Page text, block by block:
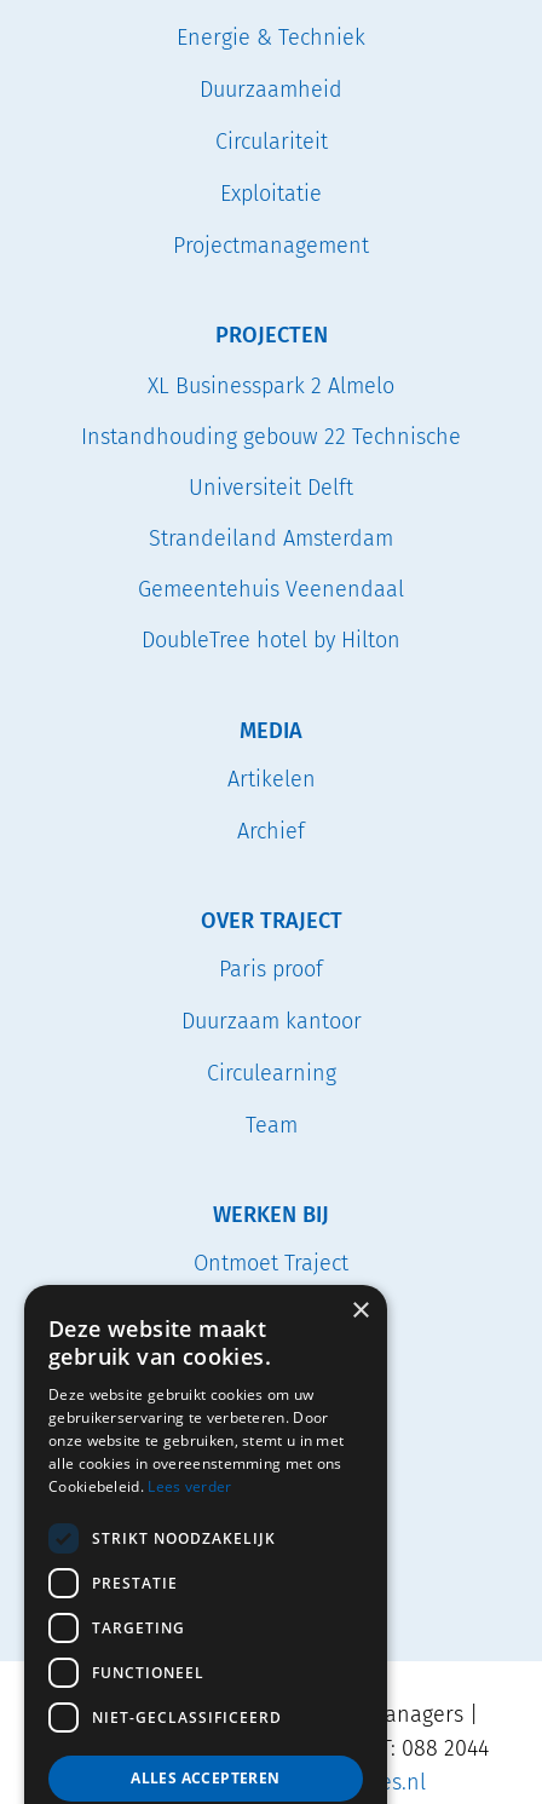
Energie & Techniek
Duurzaamheid
Circulariteit
Exploitatie
Projectmanagement
PROJECTEN
XL Businesspark 2 Almelo
Instandhouding gebouw 22 Technische
Universiteit Delft
Strandeiland Amsterdam
Gemeentehuis Veenendaal
DoubleTree hotel by Hilton
MEDIA
Artikelen
Archief
OVER TRAJECT
Paris proof
Duurzaam kantoor
Circulearning
Team
WERKEN BIJ
Ontmoet Traject
Vacatures
Studenten
Solliciteren
Movares | TRAJECT Adviseurs & Managers |
Velperplein 23, 6811 AH Arnhem | T: 088 2044
500 | E:info.traject@movares.nl
×
Deze website maakt
gebruik van cookies.
Deze website gebruikt cookies om uw
gebruikerservaring te verbeteren. Door
onze website te gebruiken, stemt u in met
alle cookies in overeenstemming met ons
Cookiebeleid. Lees verder
STRIKT NOODZAKELIJK
PRESTATIE
TARGETING
FUNCTIONEEL
NIET-GECLASSIFICEERD
ALLES ACCEPTEREN